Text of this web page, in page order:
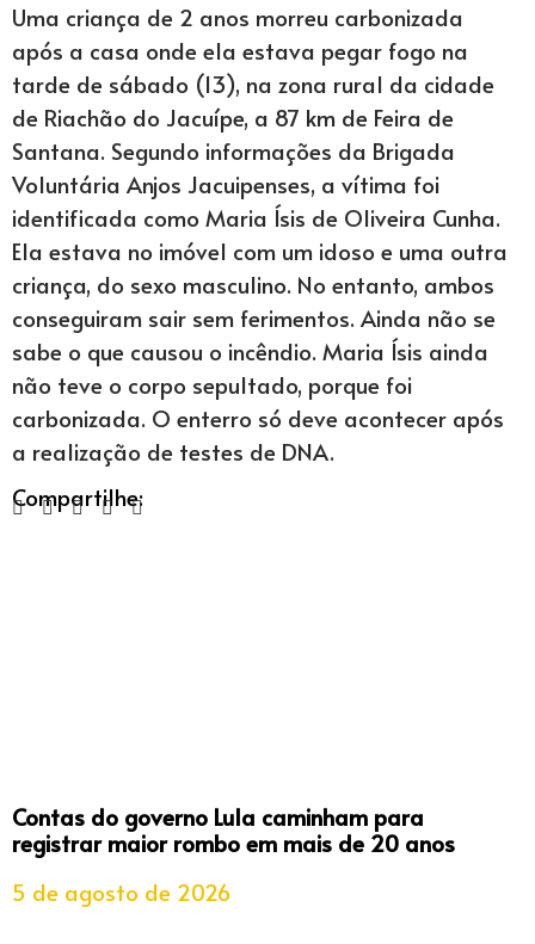
Uma criança de 2 anos morreu carbonizada
após a casa onde ela estava pegar fogo na
tarde de sábado (13), na zona rural da cidade
de Riachão do Jacuípe, a 87 km de Feira de
Santana. Segundo informações da Brigada
Voluntária Anjos Jacuipenses, a vítima foi
identificada como Maria Ísis de Oliveira Cunha.
Ela estava no imóvel com um idoso e uma outra
criança, do sexo masculino. No entanto, ambos
conseguiram sair sem ferimentos. Ainda não se
sabe o que causou o incêndio. Maria Ísis ainda
não teve o corpo sepultado, porque foi
carbonizada. O enterro só deve acontecer após
a realização de testes de DNA.
Compartilhe:
Contas do governo Lula caminham para
registrar maior rombo em mais de 20 anos
5 de agosto de 2026